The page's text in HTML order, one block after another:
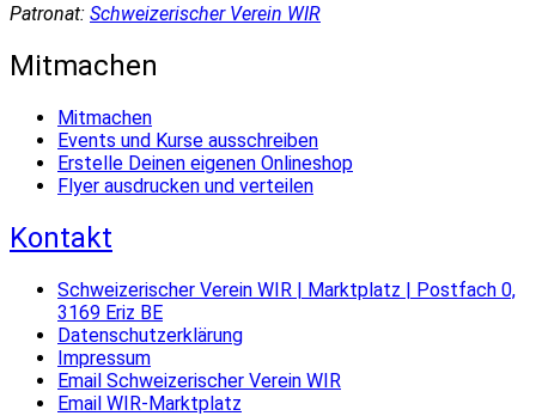
Patronat: Schweizerischer Verein WIR
Mitmachen
Mitmachen
Events und Kurse ausschreiben
Erstelle Deinen eigenen Onlineshop
Flyer ausdrucken und verteilen
Kontakt
Schweizerischer Verein WIR | Marktplatz | Postfach 0,
3169 Eriz BE
Datenschutzerklärung
Impressum
Email Schweizerischer Verein WIR
Email WIR-Marktplatz